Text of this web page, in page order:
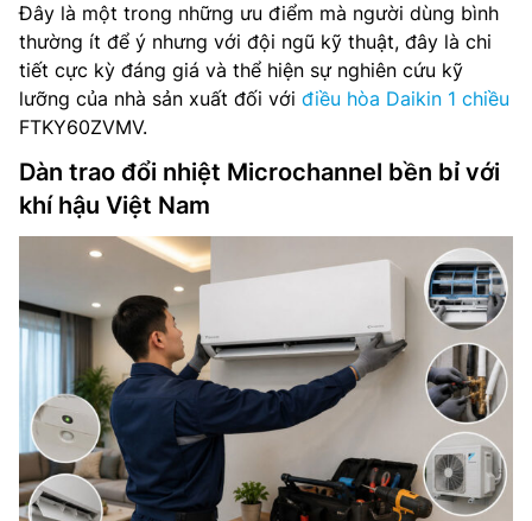
Đây là một trong những ưu điểm mà người dùng bình
thường ít để ý nhưng với đội ngũ kỹ thuật, đây là chi
tiết cực kỳ đáng giá và thể hiện sự nghiên cứu kỹ
lưỡng của nhà sản xuất đối với điều hòa Daikin 1 chiều
FTKY60ZVMV.
Dàn trao đổi nhiệt Microchannel bền bỉ với
khí hậu Việt Nam